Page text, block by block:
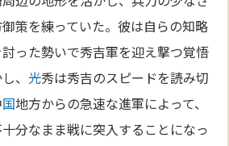
策を練っていた。彼は自らの知略
った勢いで秀吉軍を迎え撃つ覚悟
、 光秀は秀吉のスピードを読み切
国地方からの急速な進軍によって、
分なまま戦に突入することになっ